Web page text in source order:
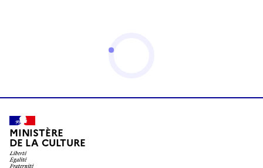
MINISTÈRE
DE LA CULTURE